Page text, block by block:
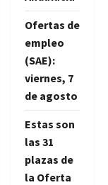
Ofertas de
empleo
(SAE):
viernes, 7
de agosto
Estas son
las 31
plazas de
la Oferta